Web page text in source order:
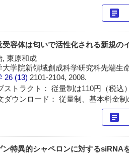
article
受容体は匂いで活性化される新規の
, 東原和成
大学院新領域創成科学研究科先端生
26 (13) 2101-2104, 2008.
ストラクト： 従量制は110円（税込
ダウンロード： 従量制、基本料金制
article
ン特異的シャペロンに対するsiRNA